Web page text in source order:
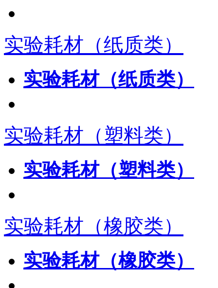
实验耗材（纸质类）
实验耗材（纸质类）
实验耗材（塑料类）
实验耗材（塑料类）
实验耗材（橡胶类）
实验耗材（橡胶类）